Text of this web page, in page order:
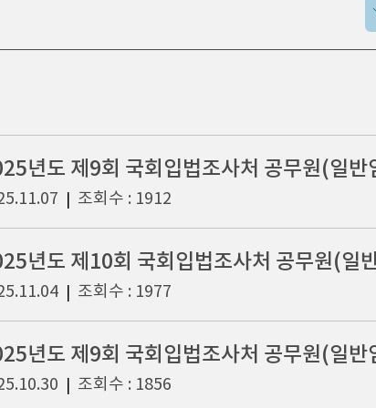
조회수 : 1912
조회수 : 1977
년도 제9회 국회입법조사처 공무원(일
조회수 : 1856